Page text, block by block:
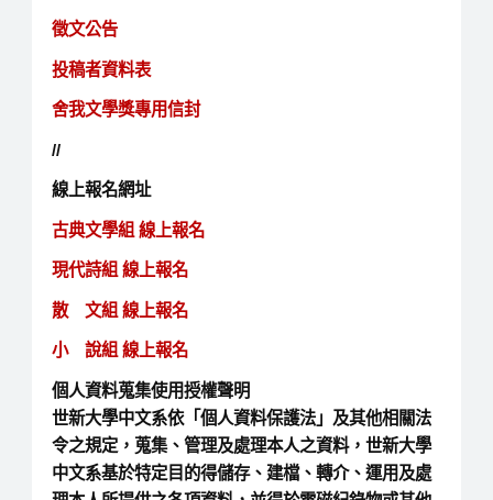
徵文公告
投稿者資料表
舍我文學獎專用信封
//
線上報名網址
古典文學組 線上報名
現代詩組 線上報名
散 文組 線上報名
小 說組 線上報名
個人資料蒐集使用授權聲明
世新大學中文系依「個人資料保護法」及其他相關法
令之規定，蒐集、管理及處理本人之資料，世新大學
中文系基於特定目的得儲存、建檔、轉介、運用及處